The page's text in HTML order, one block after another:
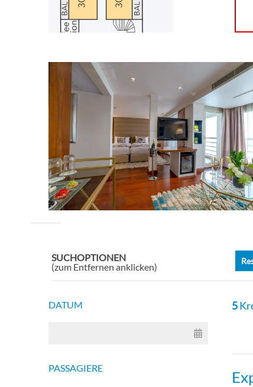
SUCHOPTIONEN
(zum Entfernen anklicken)
DATUM
PASSAGIERE
5